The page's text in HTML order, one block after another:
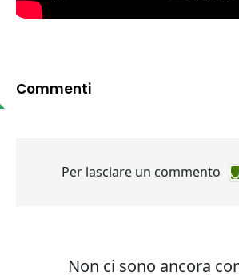
Commenti